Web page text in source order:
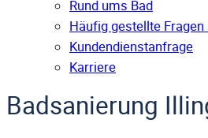
Rund ums Bad
Häufig gestellte Fragen
Kunden­dienst­anfrage
Karriere
Badsanierung